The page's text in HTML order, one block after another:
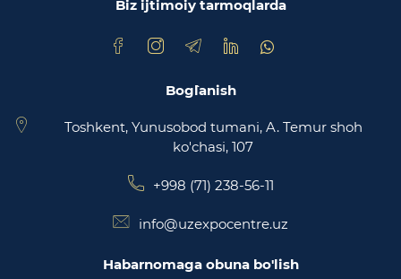
Trade Uzbekistan milliy eksportbop savdo
Biz ijtimoiy tarmoqlarda
Bog`lanish
Toshkent, Yunusobod tumani, A. Temur shoh
ko'chasi, 107
+998 (71) 238-56-11
info@uzexpocentre.uz
Habarnomaga obuna bo'lish